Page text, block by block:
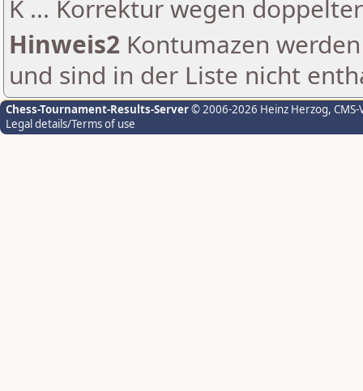
K ... Korrektur wegen
Hinweis2 Kontumazen
und sind in der Liste nicht
Chess-Tournament-Results-Server© 2006-2026 Heinz Herzog,
Legal details/Terms of use